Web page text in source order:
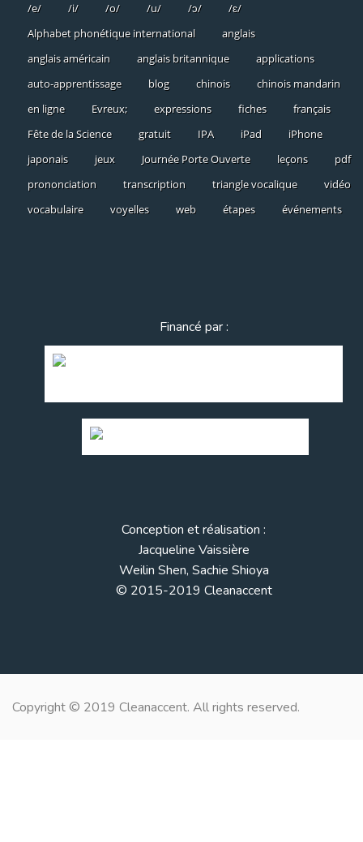
/e/ /i/ /o/ /u/ /ɔ/
/ɛ/
Alphabet phonétique international
anglais
anglais américain
anglais britannique
applications
auto-apprentissage
blog chinois
chinois mandarin
en ligne
Evreux; expressions fiches
français
Fête de la Science
gratuit IPA iPad
iPhone
japonais
jeux Journée Porte Ouverte leçons
pdf
prononciation
transcription triangle vocalique
vidéo
vocabulaire
voyelles web étapes événements
Financé par :
Conception et réalisation :
Jacqueline Vaissière
Weilin Shen, Sachie Shioya
© 2015-2019 Cleanaccent
Copyright © 2019 Cleanaccent. All rights reserved.